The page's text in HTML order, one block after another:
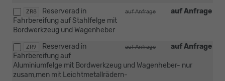
ZR8 auf Anfrage
auf Anfrage
Reserverad in
Fahrbereifung auf Stahlfelge mit
Bordwerkzeug und Wagenheber
ZR9 auf Anfrage
auf Anfrage
Reserverad in
Fahrbereifung auf
Aluminiumfelge mit Bordwerkzeug und Wagenheber- nur
zusam,men mit Leichtmetallrädern-